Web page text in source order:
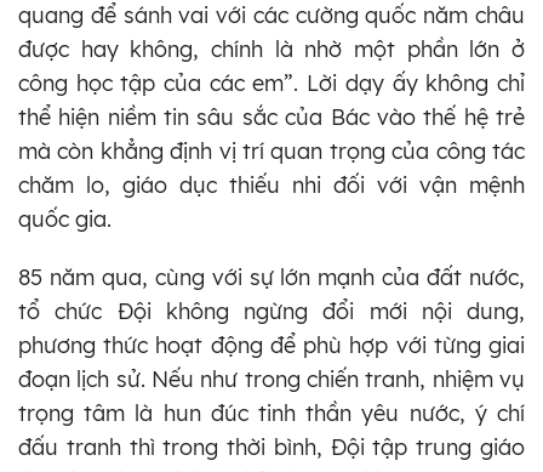
quang để sánh vai với các cường quốc năm châu
được hay không, chính là nhờ một phần lớn ở
công học tập của các em”. Lời dạy ấy không chỉ
thể hiện niềm tin sâu sắc của Bác vào thế hệ trẻ
mà còn khẳng định vị trí quan trọng của công tác
chăm lo, giáo dục thiếu nhi đối với vận mệnh
quốc gia.
85 năm qua, cùng với sự lớn mạnh của đất nước,
tổ chức Đội không ngừng đổi mới nội dung,
phương thức hoạt động để phù hợp với từng giai
đoạn lịch sử. Nếu như trong chiến tranh, nhiệm vụ
trọng tâm là hun đúc tinh thần yêu nước, ý chí
đấu tranh thì trong thời bình, Đội tập trung giáo